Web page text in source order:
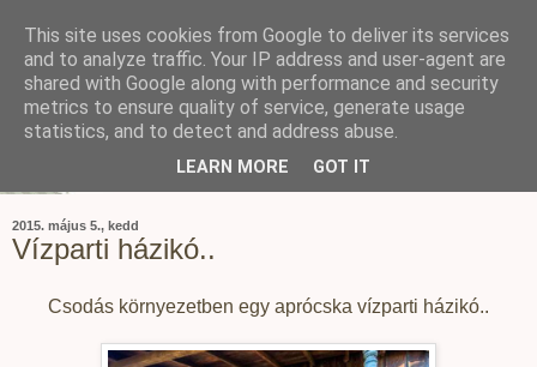
2015. május 5., kedd
Vízparti házikó..
Csodás környezetben egy aprócska vízparti házikó..
This site uses cookies from Google to deliver its services
and to analyze traffic. Your IP address and user-agent are
shared with Google along with performance and security
metrics to ensure quality of service, generate usage
statistics, and to detect and address abuse.
LEARN MORE GOT IT